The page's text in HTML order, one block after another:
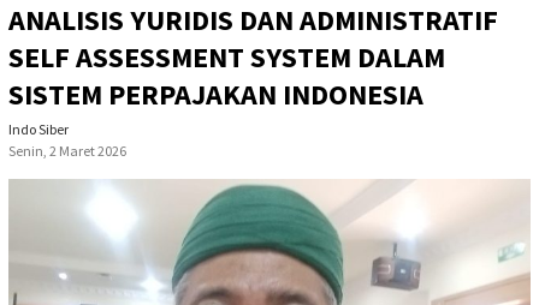
ANALISIS YURIDIS DAN ADMINISTRATIF
SELF ASSESSMENT SYSTEM DALAM
SISTEM PERPAJAKAN INDONESIA
Indo Siber
Senin, 2 Maret 2026